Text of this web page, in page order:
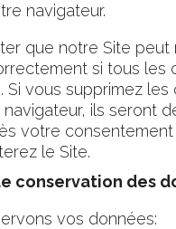
navigateur.
que notre Site peut
si tous les
Si vous supprimez les
ils seront
votre
le Site.
conservation des
vos données: